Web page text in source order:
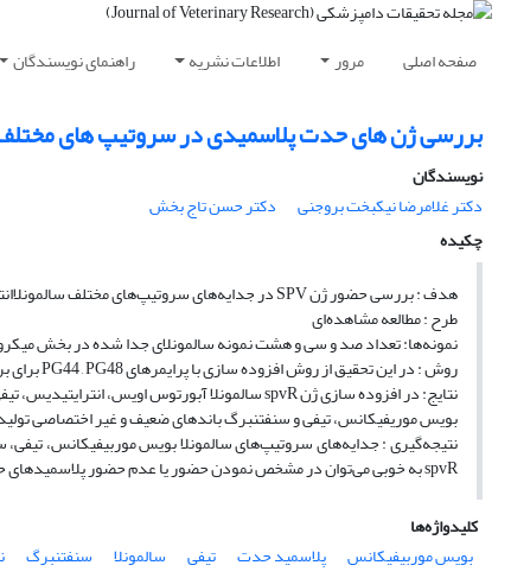
صفحه اصلی مرور اطلاعات نشریه راهنمای نویسندگان
بررسی ژن های حدت پلاسمیدی در سروتیپ های مختلف
نویسندگان
دکتر غلامرضا نیکبخت بروجنی
دکتر حسن تاج بخش
چکیده
هدف : بررسی حضور ژن SPV در جدایه‌های سروتیپ‌های مختلف سالمونلاانتریکا.
طرح : مطالعه مشاهده‌ای
نمونه‌ها: تعداد صد و سی و هشت نمونه سالمونلای جدا شده در بخش
روش : در این تحقیق از روش افزوده سازی با پرایمرهای PG44 , PG48 برای بررسی ژن تنظیم کننده حدت پلاسمیدی در سروتیپ‌های مختلف استفاده شد.
بویس موریفیکانس، تیفی و سنفتنبرگ باندهای ضعیف و غیر اختصاصی
نتیجه‌گیری : جدایه‌های سروتیپ‌های سالمونلا بویس موربیفیکانس،
spvR به خوبی می‌توان در مشخص نمودن حضور یا عدم حضور پلاسمیدهای حدت در سروتیپ‌های مختلف سالمونلا بهره برد.
کلیدواژه‌ها
بویس موربیفیکانس
پلاسمید حدت تیفی سالمونلا سنفتنبرگ